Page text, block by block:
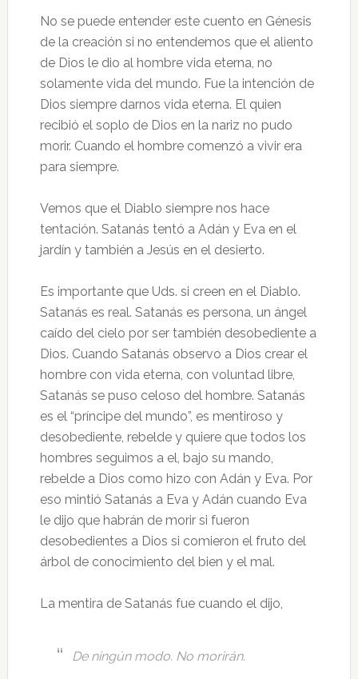
No se puede entender este cuento en Génesis
de la creación si no entendemos que el aliento
de Dios le dio al hombre vida eterna, no
solamente vida del mundo. Fue la intención de
Dios siempre darnos vida eterna. El quien
recibió el soplo de Dios en la nariz no pudo
morir. Cuando el hombre comenzó a vivir era
para siempre.
Vemos que el Diablo siempre nos hace
tentación. Satanás tentó a Adán y Eva en el
jardín y también a Jesús en el desierto.
Es importante que Uds. si creen en el Diablo.
Satanás es real. Satanás es persona, un ángel
caído del cielo por ser también desobediente a
Dios. Cuando Satanás observo a Dios crear el
hombre con vida eterna, con voluntad libre,
Satanás se puso celoso del hombre. Satanás
es el “príncipe del mundo”, es mentiroso y
desobediente, rebelde y quiere que todos los
hombres seguimos a el, bajo su mando,
rebelde a Dios como hizo con Adán y Eva. Por
eso mintió Satanás a Eva y Adán cuando Eva
le dijo que habrán de morir si fueron
desobedientes a Dios si comieron el fruto del
árbol de conocimiento del bien y el mal.
La mentira de Satanás fue cuando el dijo,
De ningún modo. No morirán.